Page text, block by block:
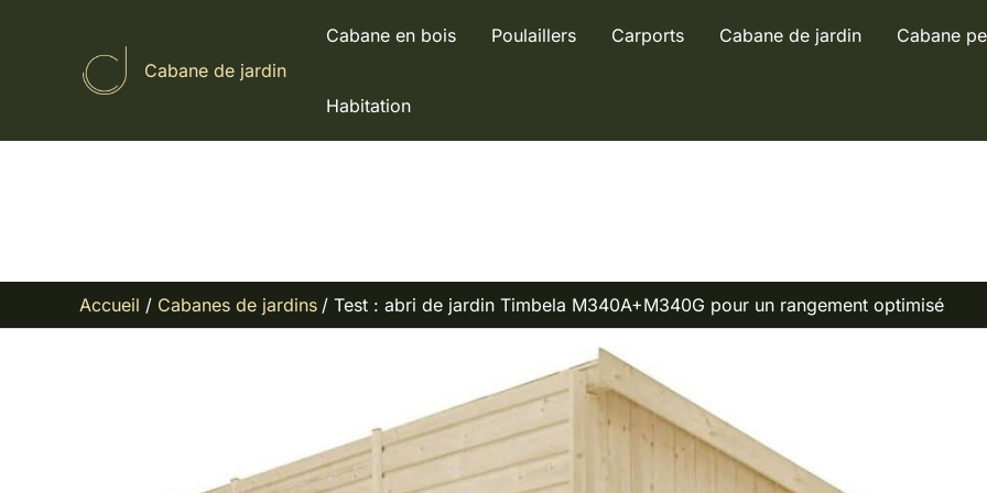
Cabane de jardin
Cabane en bois Poulaillers Carports Cabane de jardin Cabane
Habitation
Accueil Cabanes de jardins Test : abri de jardin Timbela M340A+M340G pour un rangement optimisé